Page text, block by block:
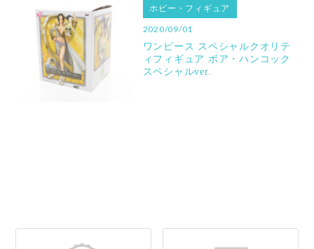
ホビー・フィギュア
2020/09/01
ワンピース スペシャルクオリテ
ィフィギュア ボア・ハンコック
スペシャルver.